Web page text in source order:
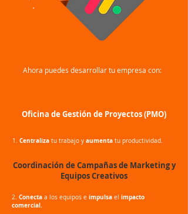
Ahora puedes desarrollar tu empresa con:
Oficina de Gestión de Proyectos (PMO)
Centraliza tu trabajo y aumenta tu productividad.
Coordinación de Campañas de Marketing y
Equipos Creativos
2. Conecta a los equipos e impulsa el impacto
comercial.